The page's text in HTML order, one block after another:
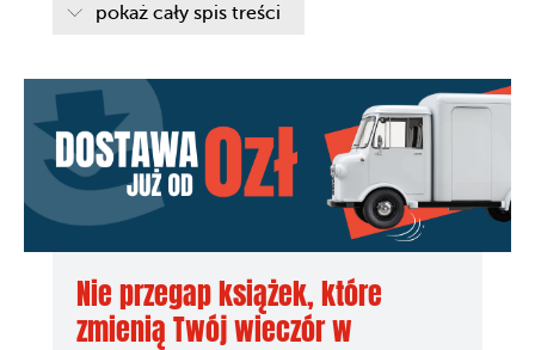
krążeniowo-oddechowej- Roland Podlewski
przywracanie i zabezpieczanie drożności dróg
oddechowych 95 5.1. Rurka ustno-gardłowa
- Paweł
Piasecki95 5.2. Rurka nosowo-gardłowa
- Aleksander
Bień101 5.3. Przyrządy nadgłośniowe- Michał Janecki
107 5.4. Konikopunkcja
- Roland Podlewski, Zbigniew
Żaba, Witold Jurczyk
121 6. Odsysanie górnych dróg
oddechowych, dróg oddechowych, gardła i dolnych dróg
oddechowych
129 7. Tlenoterapia-
Jacek Wawrzynek, Tomasz Zaborowski, Paweł Kowalski,
Jan Pischka135 8. Wykonanie intubacji dotchawiczej i
prowadzenie wentylacji w nagłym zatrzymaniu krążenia
Zbigniew Żaba149 9. Wykonanie intubacji dotchawiczej z
użyciem środków zwiotczających- Marcin Rybakowski,
Zbigniew Żaba, Paweł Panieński, Witold Jurczyk
pokaż cały spis treści
Nie przegap książek, które
zmienią Twój wieczór w